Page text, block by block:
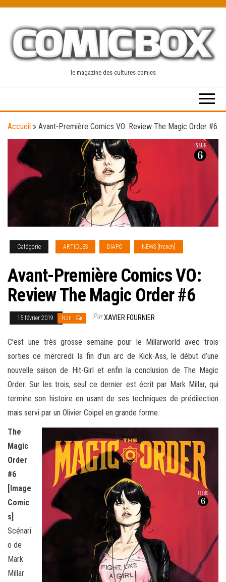
content
le magazine des cultures comics
Accueil » Avant-Première Comics VO: Review The Magic Order #6
Catégorie ARTICLES DIAPO NEWS [french]
Avant-Première Comics VO:
Review The Magic Order #6
15 février 2019 Non ParXAVIER FOURNIER
C’est une très grosse semaine pour le Millarworld avec trois
sorties ce mercredi: la fin d’un arc de Kick-Ass, le début d’une
nouvelle saison de Hit-Girl et enfin la conclusion de The Magic
Order. Sur les trois, seul ce dernier est écrit par Mark Millar, qui
termine son histoire en usant de ses techniques de prédilection
mais servi par un Olivier Coipel en grande forme.
The
Magic
Order
#6
[Image
Comic
s]
Scénari
o de
Mark
Millar